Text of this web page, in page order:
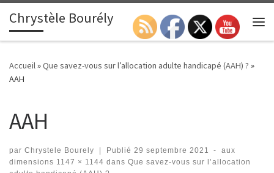
Passer au contenu
Chrystèle Bourély
Search
Accueil»Que savez-vous sur l’allocation adulte handicapé (AAH) ? »
AAH
AAH
par Chrystele Bourely | Publié 29 septembre 2021 -
aux
dimensions 1147 × 1144 dans Que savez-vous sur l’allocation